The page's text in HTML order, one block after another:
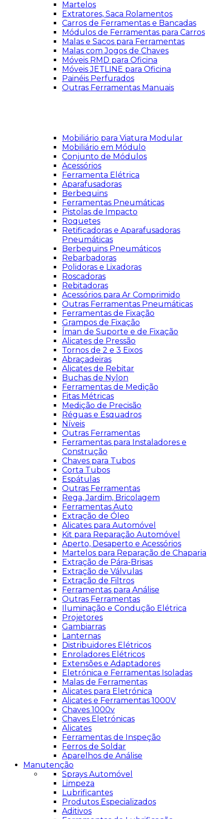
Martelos
Extratores, Saca Rolamentos
Carros de Ferramentas e Bancadas
Módulos de Ferramentas para Carros
Malas e Sacos para Ferramentas
Malas com Jogos de Chaves
Móveis RMD para Oficina
Móveis JETLINE para Oficina
Painéis Perfurados
Outras Ferramentas Manuais
Mobiliário para Viatura Modular
Mobiliário em Módulo
Conjunto de Módulos
Acessórios
Ferramenta Elétrica
Aparafusadoras
Berbequins
Ferramentas Pneumáticas
Pistolas de Impacto
Roquetes
Retificadoras e Aparafusadoras
Pneumáticas
Berbequins Pneumáticos
Rebarbadoras
Polidoras e Lixadoras
Roscadoras
Rebitadoras
Acessórios para Ar Comprimido
Outras Ferramentas Pneumáticas
Ferramentas de Fixação
Grampos de Fixação
Íman de Suporte e de Fixação
Alicates de Pressão
Tornos de 2 e 3 Eixos
Abraçadeiras
Alicates de Rebitar
Buchas de Nylon
Ferramentas de Medição
Fitas Métricas
Medição de Precisão
Réguas e Esquadros
Níveis
Outras Ferramentas
Ferramentas para Instaladores e
Construção
Chaves para Tubos
Corta Tubos
Espátulas
Outras Ferramentas
Rega, Jardim, Bricolagem
Ferramentas Auto
Extração de Óleo
Alicates para Automóvel
Kit para Reparação Automóvel
Aperto, Desaperto e Acessórios
Martelos para Reparação de Chaparia
Extração de Pára-Brisas
Extração de Válvulas
Extração de Filtros
Ferramentas para Análise
Outras Ferramentas
Iluminação e Condução Elétrica
Projetores
Gambiarras
Lanternas
Distribuidores Elétricos
Enroladores Elétricos
Extensões e Adaptadores
Eletrónica e Ferramentas Isoladas
Malas de Ferramentas
Alicates para Eletrónica
Alicates e Ferramentas 1000V
Chaves 1000v
Chaves Eletrónicas
Alicates
Ferramentas de Inspeção
Ferros de Soldar
Aparelhos de Análise
Manutenção
Sprays Automóvel
Limpeza
Lubrificantes
Produtos Especializados
Aditivos